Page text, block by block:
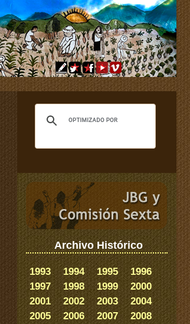
Archivo Histórico
1993 1994 1995
1996
1997
1998 1999
2000
2001
2002 2003
2004
2005
2006 2007
2008